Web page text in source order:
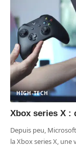
HIGH-TECH
Xbox series X :
Depuis peu,
la Xbox series X,